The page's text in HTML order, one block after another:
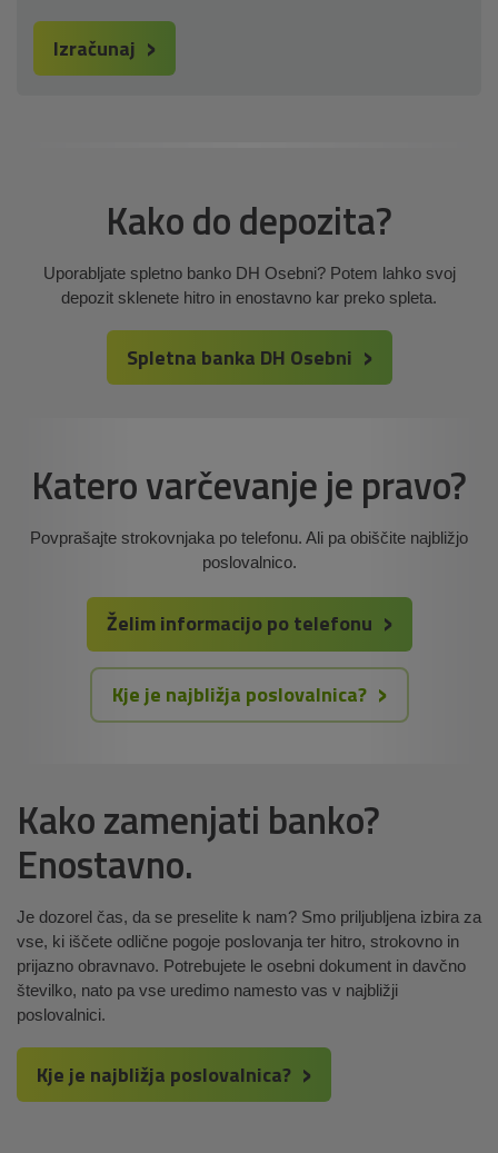
Izračunaj
Kako do depozita?
Uporabljate spletno banko DH Osebni? Potem lahko svoj
depozit sklenete hitro in enostavno kar preko spleta.
Spletna banka DH Osebni
Katero varčevanje je pravo?
Povprašajte strokovnjaka po telefonu. Ali pa obiščite najbližjo
poslovalnico.
Želim informacijo po telefonu
Kje je najbližja poslovalnica?
Kako zamenjati banko?
Enostavno.
Je dozorel čas, da se preselite k nam? Smo priljubljena izbira za
vse, ki iščete odlične pogoje poslovanja ter hitro, strokovno in
prijazno obravnavo. Potrebujete le osebni dokument in davčno
številko, nato pa vse uredimo namesto vas v najbližji
poslovalnici.
Kje je najbližja poslovalnica?